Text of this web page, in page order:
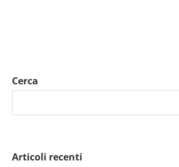
Cerca
Articoli recenti